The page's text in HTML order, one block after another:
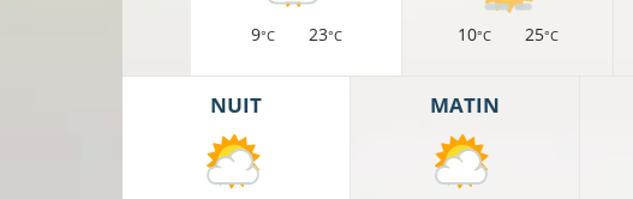
9°C 23°C 10°C 25°C
NUIT MATIN